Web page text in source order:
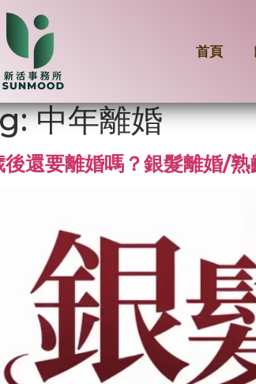
首頁
中年離婚
還要離婚嗎？銀髮離婚/